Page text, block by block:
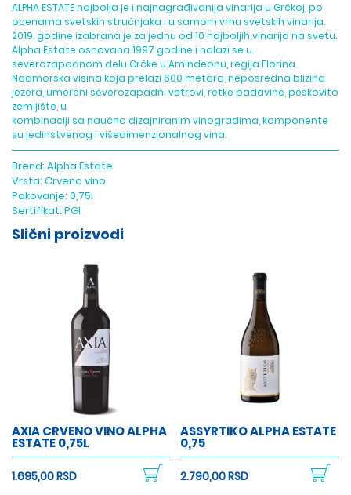
ALPHA ESTATE najbolja je i najnagrađivanija vinarija u Grčkoj, po
ocenama svetskih stručnjaka i u samom vrhu svetskih vinarija.
2019. godine izabrana je za jednu od 10 najboljih vinarija na svetu.
Alpha Estate osnovana 1997 godine i nalazi se u
severozapadnom delu Grčke u Amindeonu, regija Florina.
Nadmorska visina koja prelazi 600 metara, neposredna blizina
jezera, umereni severozapadni vetrovi, retke padavine, peskovito
zemljište, u
kombinaciji sa naučno dizajniranim vinogradima, komponente
su jedinstvenog i višedimenzionalnog vina.
Brend:Alpha Estate
Vrsta:Crveno vino
Pakovanje:0,75l
Sertifikat:PGI
Slični proizvodi
AXIA CRVENO VINO ALPHA
ESTATE 0,75L
1.695,00 RSD
ASSYRTIKO ALPHA ESTATE
0,75
2.790,00 RSD